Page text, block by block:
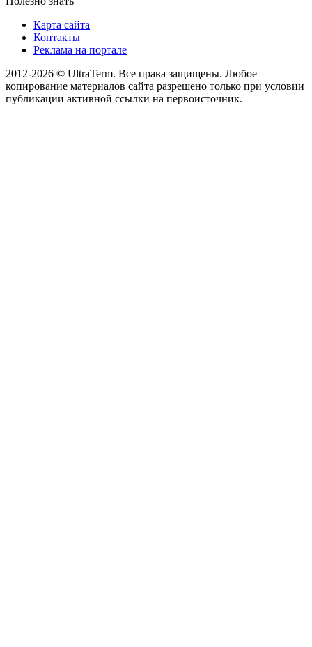
Карта сайта
Контакты
Реклама на портале
2012-2026 © UltraTerm. Все права защищены. Любое
копирование материалов сайта разрешено только при условии
публикации активной ссылки на первоисточник.